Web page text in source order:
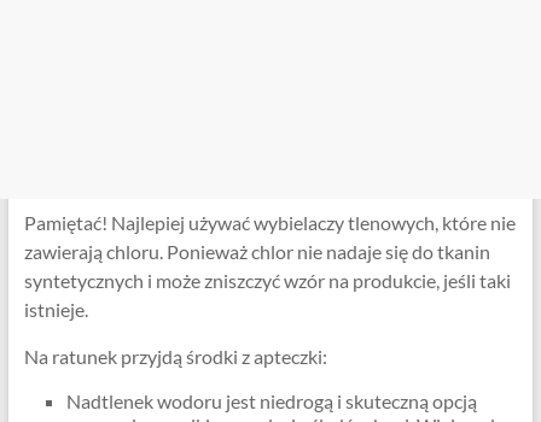
Pamiętać! Najlepiej używać wybielaczy tlenowych, które nie
zawierają chloru. Ponieważ chlor nie nadaje się do tkanin
syntetycznych i może zniszczyć wzór na produkcie, jeśli taki
istnieje.
Na ratunek przyjdą środki z apteczki:
Nadtlenek wodoru jest niedrogą i skuteczną opcją